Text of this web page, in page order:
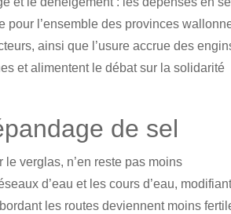
pour l’ensemble des provinces
ainsi que l’usure accrue des
et alimentent le débat sur la solidarité
de sel
le verglas, n’en reste pas moins
d’eau et les cours d’eau,
les routes deviennent moins